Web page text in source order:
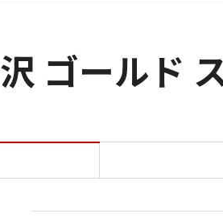
ゴールド
キヤノン写真用